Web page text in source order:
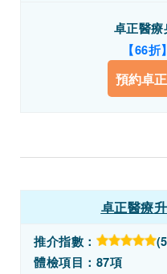
卓正醫
【66
預約卓
卓正醫療
推介指數：
體檢項目：87項